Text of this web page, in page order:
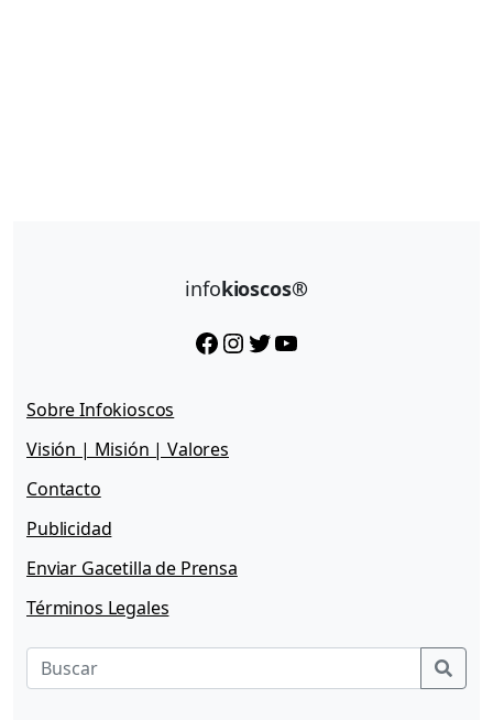
infokioscos®
Facebook InstagramTwitter YouTube
Sobre Infokioscos
Visión | Misión | Valores
Contacto
Publicidad
Enviar Gacetilla de Prensa
Términos Legales